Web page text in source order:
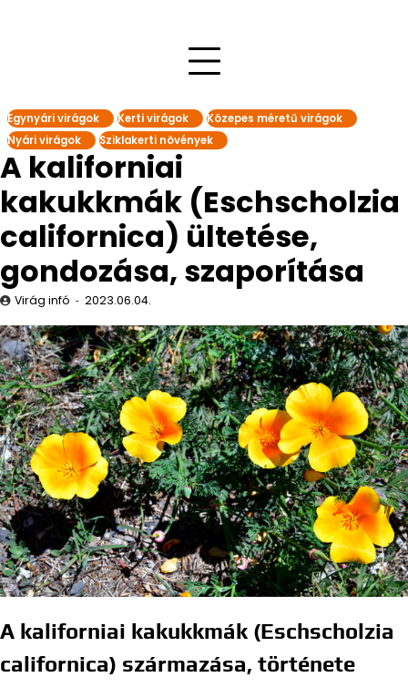
Egynyári virágok Kerti virágok
Közepes méretű virágok
Nyári virágok
Sziklakerti növények
A kaliforniai
kakukkmák (Eschscholzia
californica) ültetése,
gondozása, szaporítása
Virág infó 2023.06.04.
A kaliforniai kakukkmák (Eschscholzia
californica) származása, története